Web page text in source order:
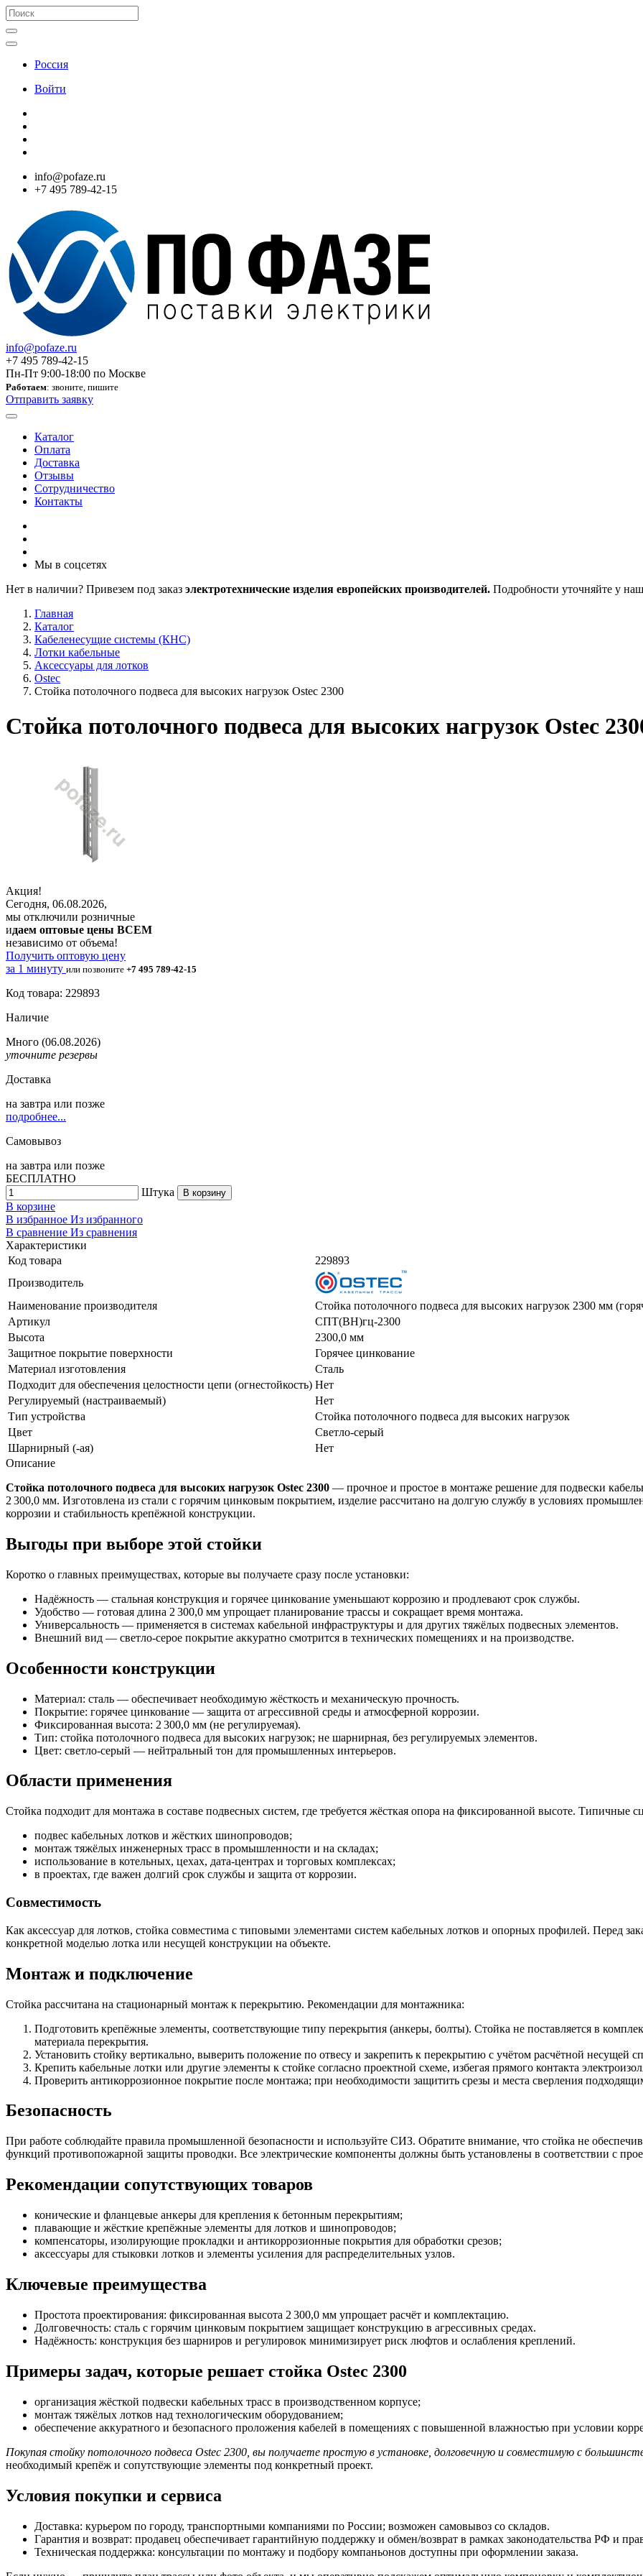
Россия
Войти
info@pofaze.ru
+7 495 789-42-15
info@pofaze.ru
+7 495 789-42-15
Пн-Пт 9:00-18:00 по Москве
Работаем: звоните, пишите
Отправить заявку
Каталог
Оплата
Доставка
Отзывы
Сотрудничество
Контакты
Мы в соцсетях
Нет в наличии? Привезем под заказ электротехнические изделия европейских производителей. Подробности уточняйте у
Главная
Каталог
Кабеленесущие системы (КНС)
Лотки кабельные
Аксессуары для лотков
Ostec
Стойка потолочного подвеса для высоких нагрузок Ostec 2300
Стойка потолочного подвеса для высоких нагрузок Ostec
Акция!
Сегодня, 06.08.2026,
мы отключили розничные
идаем оптовые цены ВСЕМ
независимо от объема!
Получить оптовую цену
за 1 минуту или позвоните +7 495 789-42-15
Код товара: 229893
Наличие
Много (06.08.2026)
уточните резервы
Доставка
на завтра или позже
подробнее...
Самовывоз
на завтра или позже
БЕСПЛАТНО
Штука
В корзину
В корзине
В избранное Из избранного
В сравнение Из сравнения
Характеристики
Код товара
229893
Производитель
Наименование производителя
Стойка потолочного подвеса для высоких нагрузок 2300 мм
Артикул
СПТ(ВН)гц-2300
Высота
2300,0 мм
Защитное покрытие поверхности
Горячее цинкование
Материал изготовления
Сталь
Подходит для обеспечения целостности цепи (огнестойкость) Нет
Регулируемый (настраиваемый)
Нет
Тип устройства
Стойка потолочного подвеса для высоких нагрузок
Цвет
Светло-серый
Шарнирный (-ая)
Нет
Описание
Стойка потолочного подвеса для высоких нагрузок Ostec 2300 — прочное и простое в монтаже решение для подвески
2 300,0 мм. Изготовлена из стали с горячим цинковым покрытием, изделие рассчитано на долгую службу в условиях
коррозии и стабильность крепёжной конструкции.
Выгоды при выборе этой стойки
Коротко о главных преимуществах, которые вы получаете сразу после установки:
Надёжность — стальная конструкция и горячее цинкование уменьшают коррозию и продлевают срок службы.
Удобство — готовая длина 2 300,0 мм упрощает планирование трассы и сокращает время монтажа.
Универсальность — применяется в системах кабельной инфраструктуры и для других тяжёлых подвесных элементов.
Внешний вид — светло‑серое покрытие аккуратно смотрится в технических помещениях и на производстве.
Особенности конструкции
Материал: сталь — обеспечивает необходимую жёсткость и механическую прочность.
Покрытие: горячее цинкование — защита от агрессивной среды и атмосферной коррозии.
Фиксированная высота: 2 300,0 мм (не регулируемая).
Тип: стойка потолочного подвеса для высоких нагрузок; не шарнирная, без регулируемых элементов.
Цвет: светло‑серый — нейтральный тон для промышленных интерьеров.
Области применения
Стойка подходит для монтажа в составе подвесных систем, где требуется жёсткая опора на фиксированной высоте. Типичные
подвес кабельных лотков и жёстких шинопроводов;
монтаж тяжёлых инженерных трасс в промышленности и на складах;
использование в котельных, цехах, дата‑центрах и торговых комплексах;
в проектах, где важен долгий срок службы и защита от коррозии.
Совместимость
Как аксессуар для лотков, стойка совместима с типовыми элементами систем кабельных лотков и опорных профилей. Перед
конкретной моделью лотка или несущей конструкции на объекте.
Монтаж и подключение
Стойка рассчитана на стационарный монтаж к перекрытию. Рекомендации для монтажника:
Подготовить крепёжные элементы, соответствующие типу перекрытия (анкеры, болты). Стойка не поставляется в
материала перекрытия.
Установить стойку вертикально, выверить положение по отвесу и закрепить к перекрытию с учётом расчётной несущей
Крепить кабельные лотки или другие элементы к стойке согласно проектной схеме, избегая прямого контакта
Проверить антикоррозионное покрытие после монтажа; при необходимости защитить срезы и места сверления
Безопасность
При работе соблюдайте правила промышленной безопасности и используйте СИЗ. Обратите внимание, что стойка не
функций противопожарной защиты проводки. Все электрические компоненты должны быть установлены в соответствии с
Рекомендации сопутствующих товаров
конические и фланцевые анкеры для крепления к бетонным перекрытиям;
плавающие и жёсткие крепёжные элементы для лотков и шинопроводов;
компенсаторы, изолирующие прокладки и антикоррозионные покрытия для обработки срезов;
аксессуары для стыковки лотков и элементы усиления для распределительных узлов.
Ключевые преимущества
Простота проектирования: фиксированная высота 2 300,0 мм упрощает расчёт и комплектацию.
Долговечность: сталь с горячим цинковым покрытием защищает конструкцию в агрессивных средах.
Надёжность: конструкция без шарниров и регулировок минимизирует риск люфтов и ослабления креплений.
Примеры задач, которые решает стойка Ostec 2300
организация жёсткой подвески кабельных трасс в производственном корпусе;
монтаж тяжёлых лотков над технологическим оборудованием;
обеспечение аккуратного и безопасного проложения кабелей в помещениях с повышенной влажностью при условии
Покупая стойку потолочного подвеса Ostec 2300, вы получаете простую в установке, долговечную и совместимую с
необходимый крепёж и сопутствующие элементы под конкретный проект.
Условия покупки и сервиса
Доставка: курьером по городу, транспортными компаниями по России; возможен самовывоз со складов.
Гарантия и возврат: продавец обеспечивает гарантийную поддержку и обмен/возврат в рамках законодательства РФ и
Техническая поддержка: консультации по монтажу и подбору компаньонов доступны при оформлении заказа.